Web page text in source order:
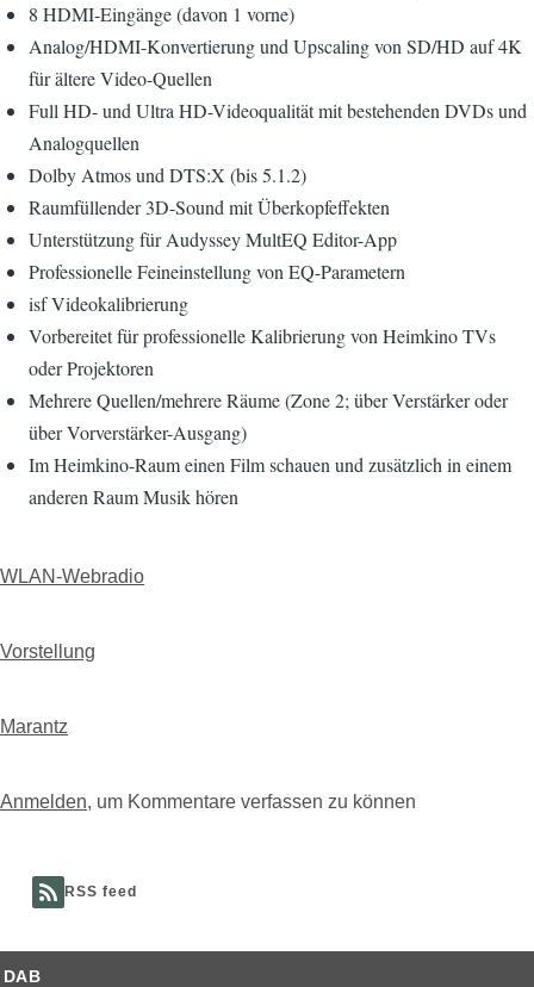
8 HDMI-Eingänge (davon 1 vorne)
Analog/HDMI-Konvertierung und Upscaling von SD/HD auf 4K
für ältere Video-Quellen
Full HD- und Ultra HD-Videoqualität mit bestehenden DVDs und
Analogquellen
Dolby Atmos und DTS:X (bis 5.1.2)
Raumfüllender 3D-Sound mit Überkopfeffekten
Unterstützung für Audyssey MultEQ Editor-App
Professionelle Feineinstellung von EQ-Parametern
isf Videokalibrierung
Vorbereitet für professionelle Kalibrierung von Heimkino TVs
oder Projektoren
Mehrere Quellen/mehrere Räume (Zone 2; über Verstärker oder
über Vorverstärker-Ausgang)
Im Heimkino-Raum einen Film schauen und zusätzlich in einem
anderen Raum Musik hören
WLAN-Webradio
Vorstellung
Marantz
Anmelden, um Kommentare verfassen zu können
RSS feed
DAB